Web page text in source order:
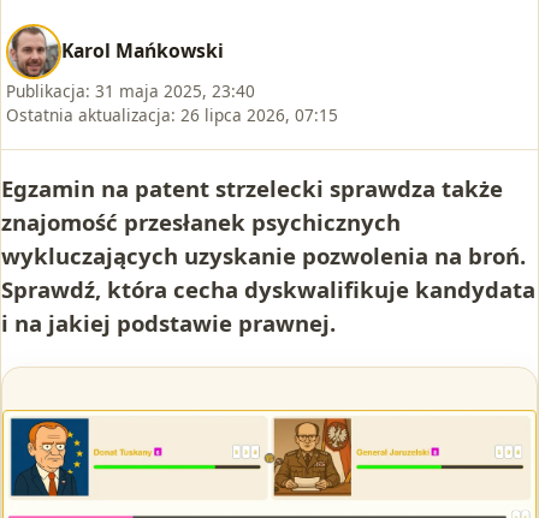
Karol Mańkowski
Publikacja: 31 maja 2025, 23:40
Ostatnia aktualizacja: 26 lipca 2026, 07:15
Egzamin na patent strzelecki sprawdza także
znajomość przesłanek psychicznych
wykluczających uzyskanie pozwolenia na broń.
Sprawdź, która cecha dyskwalifikuje kandydata
i na jakiej podstawie prawnej.